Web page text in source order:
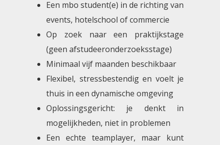
Een mbo student(e) in de richting van
events, hotelschool of commercie
Op zoek naar een praktijkstage
(geen afstudeeronderzoeksstage)
Minimaal vijf maanden beschikbaar
Flexibel, stressbestendig en voelt je
thuis in een dynamische omgeving
Oplossingsgericht: je denkt in
mogelijkheden, niet in problemen
Een echte teamplayer, maar kunt